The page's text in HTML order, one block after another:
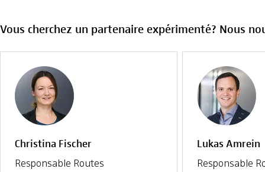
Vous cherchez un partenaire expérimenté? Nous
Christina Fischer
Responsable Routes
Lukas Amrein
Responsable